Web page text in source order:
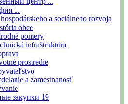
...
a sociálneho rozvoja
obce
pomery
infraštruktúra
prostredie
a zamestnanosť
закупки 19